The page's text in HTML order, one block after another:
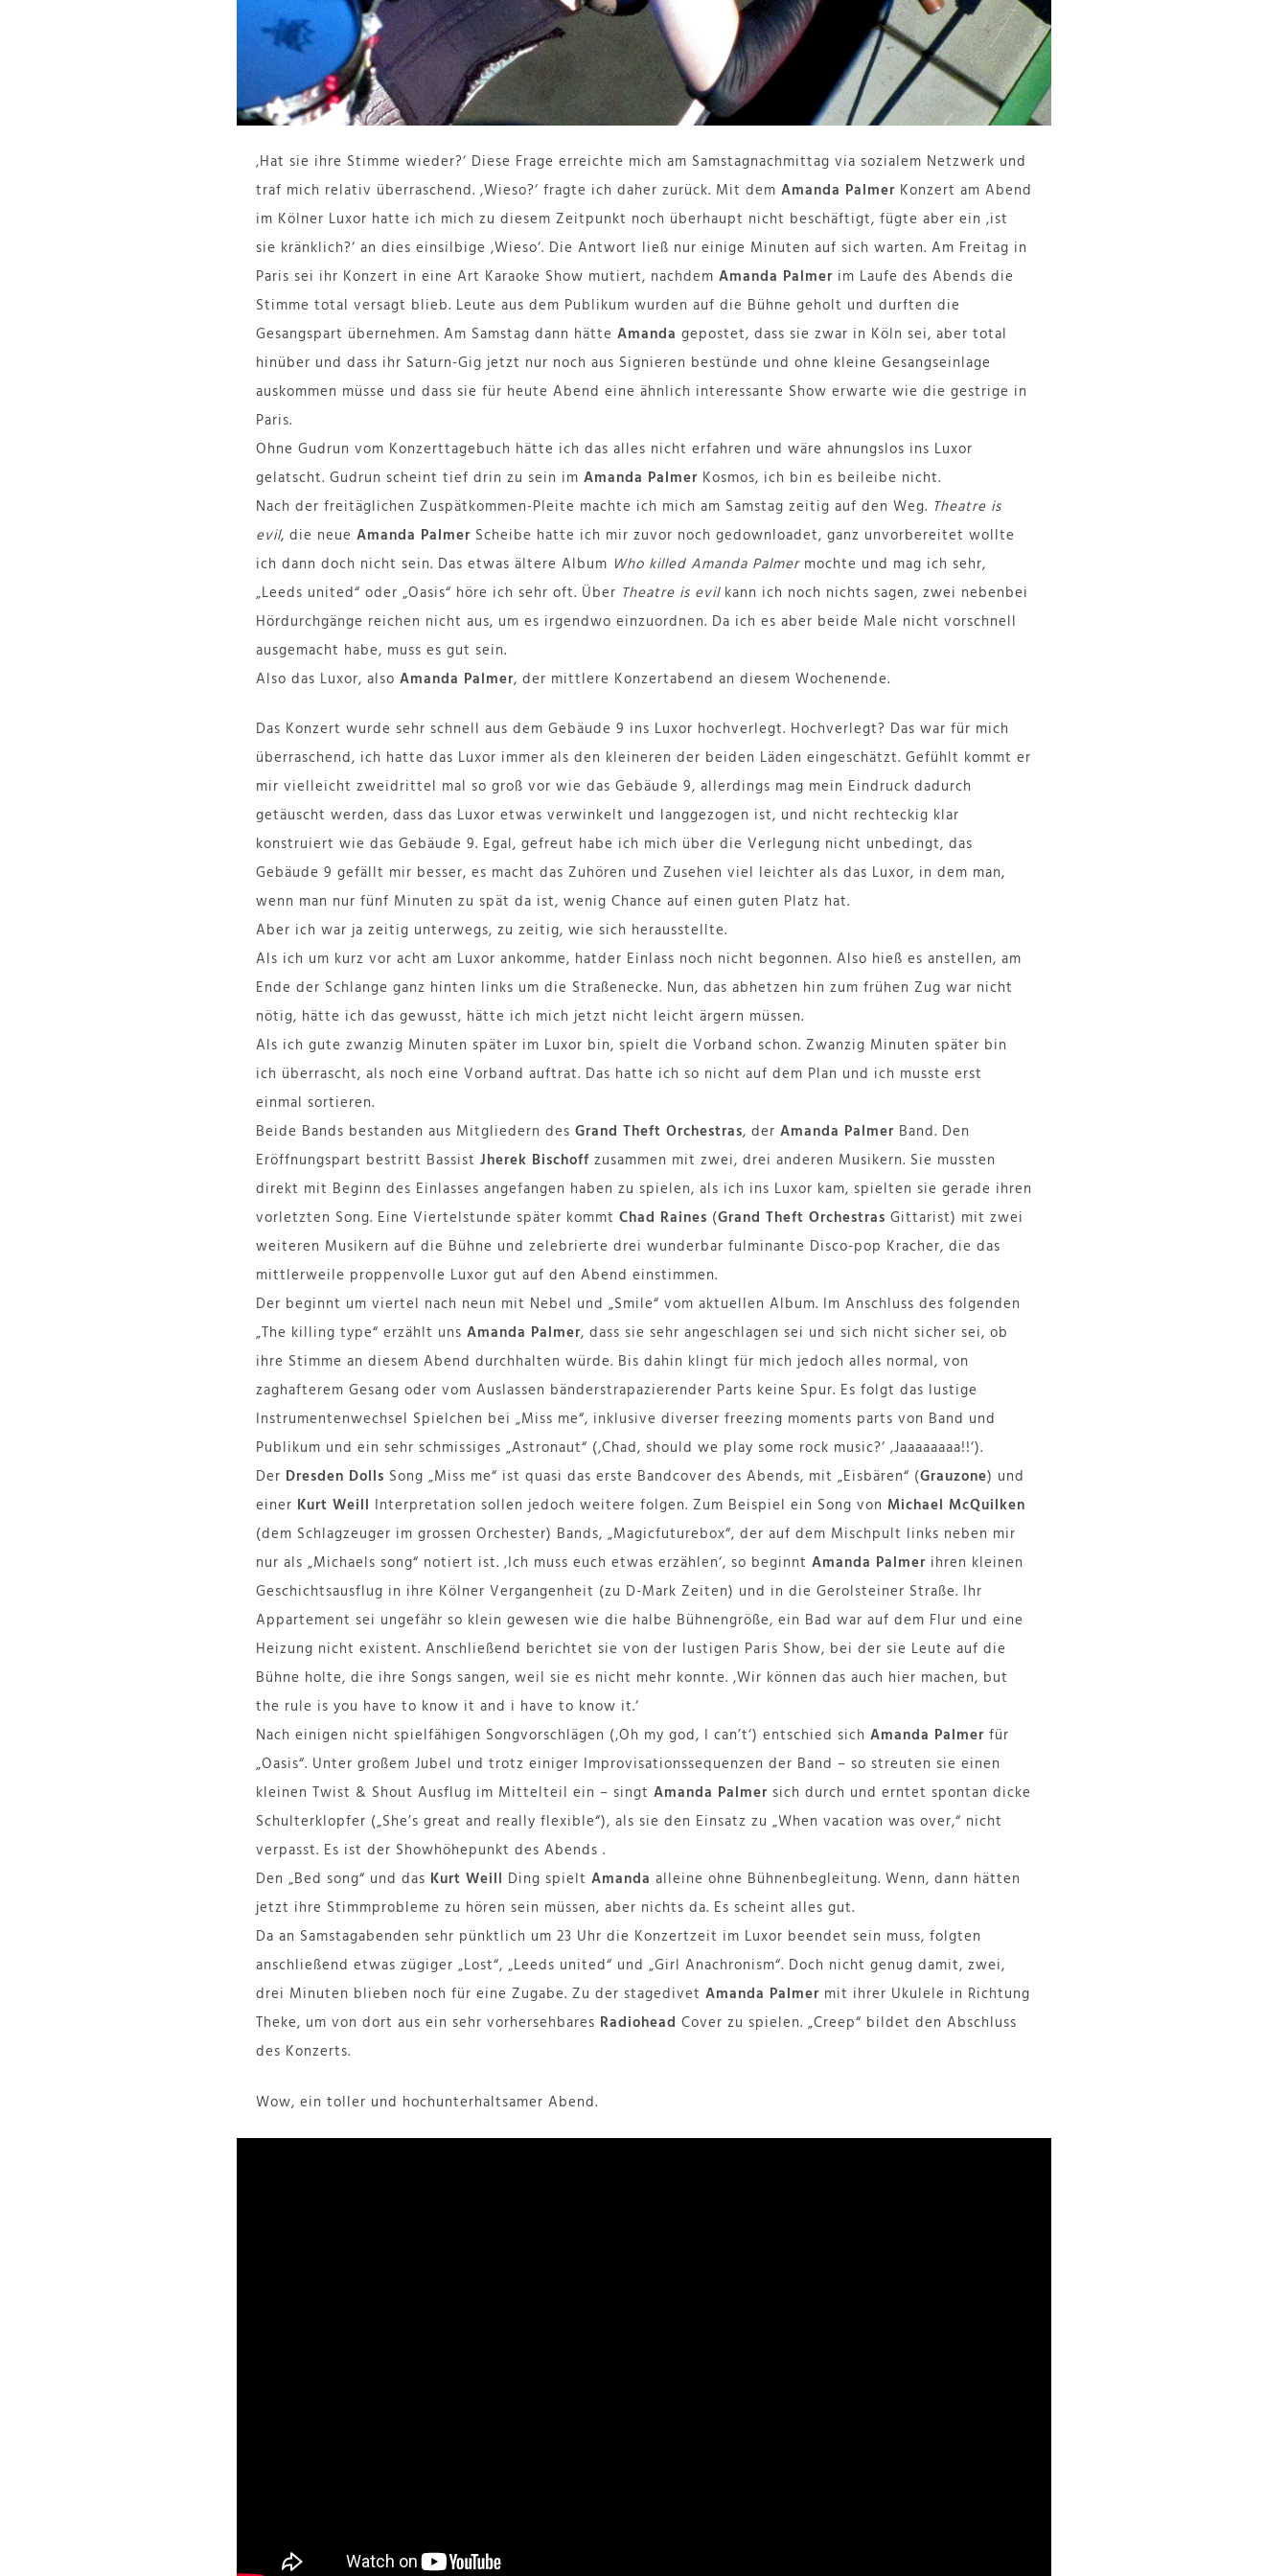
‚Hat sie ihre Stimme wieder?‘ Diese Frage erreichte mich am Samstagnachmittag via sozialem Netzwerk und
traf mich relativ überraschend. ‚Wieso?‘ fragte ich daher zurück. Mit dem Amanda Palmer Konzert am Abend
im Kölner Luxor hatte ich mich zu diesem Zeitpunkt noch überhaupt nicht beschäftigt, fügte aber ein ‚ist
sie kränklich?‘ an dies einsilbige ‚Wieso‘. Die Antwort ließ nur einige Minuten auf sich warten. Am Freitag in
Paris sei ihr Konzert in eine Art Karaoke Show mutiert, nachdem Amanda Palmer im Laufe des Abends die
Stimme total versagt blieb. Leute aus dem Publikum wurden auf die Bühne geholt und durften die
Gesangspart übernehmen. Am Samstag dann hätte Amanda gepostet, dass sie zwar in Köln sei, aber total
hinüber und dass ihr Saturn-Gig jetzt nur noch aus Signieren bestünde und ohne kleine Gesangseinlage
auskommen müsse und dass sie für heute Abend eine ähnlich interessante Show erwarte wie die gestrige in
Paris.
Ohne Gudrun vom Konzerttagebuch hätte ich das alles nicht erfahren und wäre ahnungslos ins Luxor
gelatscht. Gudrun scheint tief drin zu sein im Amanda Palmer Kosmos, ich bin es beileibe nicht.
Nach der freitäglichen Zuspätkommen-Pleite machte ich mich am Samstag zeitig auf den Weg. Theatre is
evil, die neue Amanda Palmer Scheibe hatte ich mir zuvor noch gedownloadet, ganz unvorbereitet wollte
ich dann doch nicht sein. Das etwas ältere Album Who killed Amanda Palmermochte und mag ich sehr,
„Leeds united“ oder „Oasis“ höre ich sehr oft. Über Theatre is evilkann ich noch nichts sagen, zwei nebenbei
Hördurchgänge reichen nicht aus, um es irgendwo einzuordnen. Da ich es aber beide Male nicht vorschnell
ausgemacht habe, muss es gut sein.
Also das Luxor, also Amanda Palmer, der mittlere Konzertabend an diesem Wochenende.
Das Konzert wurde sehr schnell aus dem Gebäude 9 ins Luxor hochverlegt. Hochverlegt? Das war für mich
überraschend, ich hatte das Luxor immer als den kleineren der beiden Läden eingeschätzt. Gefühlt kommt er
mir vielleicht zweidrittel mal so groß vor wie das Gebäude 9, allerdings mag mein Eindruck dadurch
getäuscht werden, dass das Luxor etwas verwinkelt und langgezogen ist, und nicht rechteckig klar
konstruiert wie das Gebäude 9. Egal, gefreut habe ich mich über die Verlegung nicht unbedingt, das
Gebäude 9 gefällt mir besser, es macht das Zuhören und Zusehen viel leichter als das Luxor, in dem man,
wenn man nur fünf Minuten zu spät da ist, wenig Chance auf einen guten Platz hat.
Aber ich war ja zeitig unterwegs, zu zeitig, wie sich herausstellte.
Als ich um kurz vor acht am Luxor ankomme, hatder Einlass noch nicht begonnen. Also hieß es anstellen, am
Ende der Schlange ganz hinten links um die Straßenecke. Nun, das abhetzen hin zum frühen Zug war nicht
nötig, hätte ich das gewusst, hätte ich mich jetzt nicht leicht ärgern müssen.
Als ich gute zwanzig Minuten später im Luxor bin, spielt die Vorband schon. Zwanzig Minuten später bin
ich überrascht, als noch eine Vorband auftrat. Das hatte ich so nicht auf dem Plan und ich musste erst
einmal sortieren.
Beide Bands bestanden aus Mitgliedern des Grand Theft Orchestras, der Amanda Palmer Band. Den
Eröffnungspart bestritt Bassist Jherek Bischoff zusammen mit zwei, drei anderen Musikern. Sie mussten
direkt mit Beginn des Einlasses angefangen haben zu spielen, als ich ins Luxor kam, spielten sie gerade ihren
vorletzten Song. Eine Viertelstunde später kommt Chad Raines (Grand Theft Orchestras Gittarist) mit zwei
weiteren Musikern auf die Bühne und zelebrierte drei wunderbar fulminante Disco-pop Kracher, die das
mittlerweile proppenvolle Luxor gut auf den Abend einstimmen.
Der beginnt um viertel nach neun mit Nebel und „Smile“ vom aktuellen Album. Im Anschluss des folgenden
„The killing type“ erzählt uns Amanda Palmer, dass sie sehr angeschlagen sei und sich nicht sicher sei, ob
ihre Stimme an diesem Abend durchhalten würde. Bis dahin klingt für mich jedoch alles normal, von
zaghafterem Gesang oder vom Auslassen bänderstrapazierender Parts keine Spur. Es folgt das lustige
Instrumentenwechsel Spielchen bei „Miss me“, inklusive diverser freezing moments parts von Band und
Publikum und ein sehr schmissiges „Astronaut“ (‚Chad, should we play some rock music?‘ ‚Jaaaaaaaa!!‘).
Der Dresden Dolls Song „Miss me“ ist quasi das erste Bandcover des Abends, mit „Eisbären“ (Grauzone) und
einer Kurt Weill Interpretation sollen jedoch weitere folgen. Zum Beispiel ein Song von Michael McQuilken
(dem Schlagzeuger im grossen Orchester) Bands, „Magicfuturebox“, der auf dem Mischpult links neben mir
nur als „Michaels song“ notiert ist. ‚Ich muss euch etwas erzählen‘, so beginnt Amanda Palmer ihren kleinen
Geschichtsausflug in ihre Kölner Vergangenheit (zu D-Mark Zeiten) und in die Gerolsteiner Straße. Ihr
Appartement sei ungefähr so klein gewesen wie die halbe Bühnengröße, ein Bad war auf dem Flur und eine
Heizung nicht existent. Anschließend berichtet sie von der lustigen Paris Show, bei der sie Leute auf die
Bühne holte, die ihre Songs sangen, weil sie es nicht mehr konnte. ‚Wir können das auch hier machen, but
the rule is you have to know it and i have to know it.‘
Nach einigen nicht spielfähigen Songvorschlägen (‚Oh my god, I can’t‘) entschied sich Amanda Palmer für
„Oasis“. Unter großem Jubel und trotz einiger Improvisationssequenzen der Band – so streuten sie einen
kleinen Twist & Shout Ausflug im Mittelteil ein – singt Amanda Palmer sich durch und erntet spontan dicke
Schulterklopfer („She’s great and really flexible“), als sie den Einsatz zu „When vacation was over,“ nicht
verpasst. Es ist der Showhöhepunkt des Abends .
Den „Bed song“ und das Kurt Weill Ding spielt Amanda alleine ohne Bühnenbegleitung. Wenn, dann hätten
jetzt ihre Stimmprobleme zu hören sein müssen, aber nichts da. Es scheint alles gut.
Da an Samstagabenden sehr pünktlich um 23 Uhr die Konzertzeit im Luxor beendet sein muss, folgten
anschließend etwas zügiger „Lost“, „Leeds united“ und „Girl Anachronism“. Doch nicht genug damit, zwei,
drei Minuten blieben noch für eine Zugabe. Zu der stagedivet Amanda Palmer mit ihrer Ukulele in Richtung
Theke, um von dort aus ein sehr vorhersehbares Radiohead Cover zu spielen. „Creep“ bildet den Abschluss
des Konzerts.
Wow, ein toller und hochunterhaltsamer Abend.